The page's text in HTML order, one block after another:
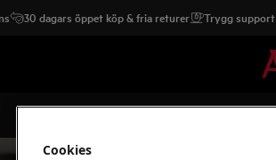
30 dagars öppet köp & fria returer Trygg support
Cookies